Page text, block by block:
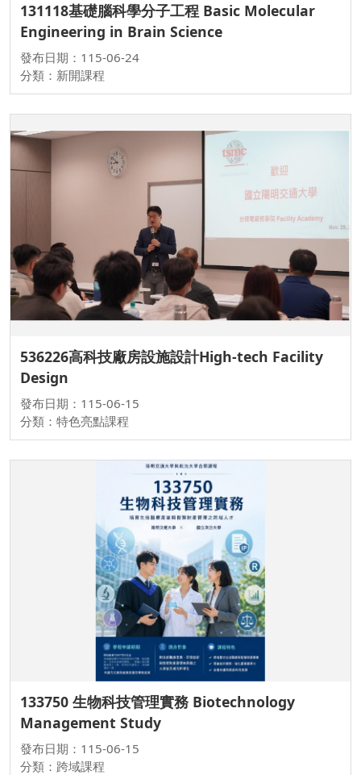
131118基礎腦科學分子工程 Basic Molecular
Engineering in Brain Science
發布日期：115-06-24
分類：新開課程
536226高科技廠房設施設計High-tech Facility
Design
發布日期：115-06-15
分類：特色亮點課程
133750 生物科技管理實務 Biotechnology
Management Study
發布日期：115-06-15
分類：跨域課程